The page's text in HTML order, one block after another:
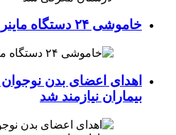
خاموشی ۲۴ دستگاه ماینر فاقد مجوز در لامرد
اهدای اعضای بدن
بیماران نیازمند شد